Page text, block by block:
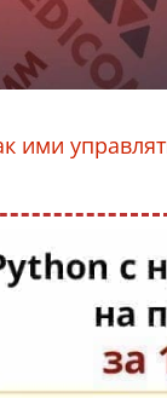
ими